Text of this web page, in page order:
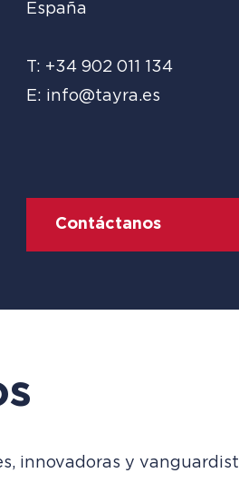
España
T: +34 902 011 134
E: info@tayra.es
Contáctanos
innovadoras y